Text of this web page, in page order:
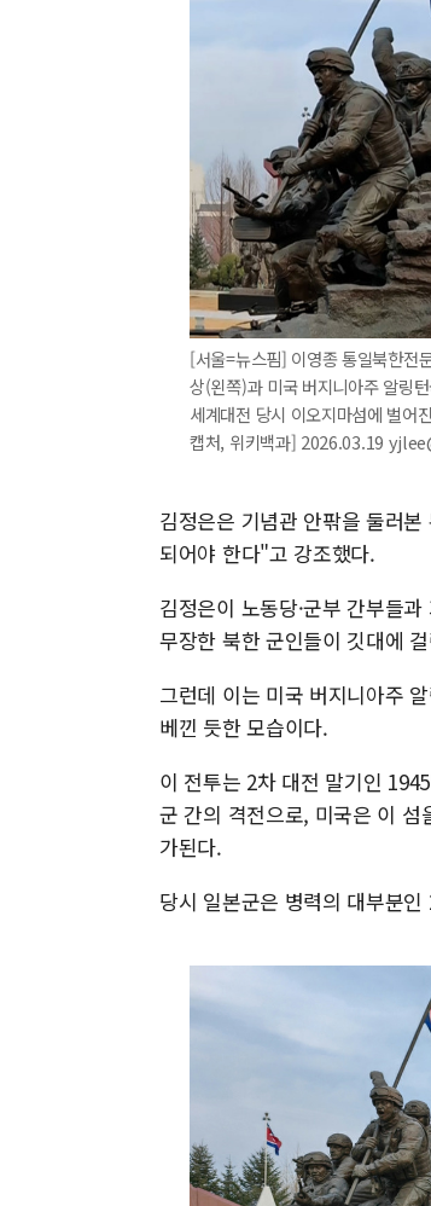
[서울=뉴스핌] 이영종 통일북한전
상(왼쪽)과 미국 버지니아주 알링
세계대전 당시 이오지마섬에 벌어
캡처, 위키백과] 2026.03.19
김정은은 기념관 안팎을 둘러
되어야 한다"고 강조했다.
김정은이 노동당·군부 간부들
무장한 북한 군인들이 깃대에
그런데 이는 미국 버지니아주
베낀 듯한 모습이다.
이 전투는 2차 대전 말기인
군 간의 격전으로, 미국은 이
가된다.
당시 일본군은 병력의 대부분